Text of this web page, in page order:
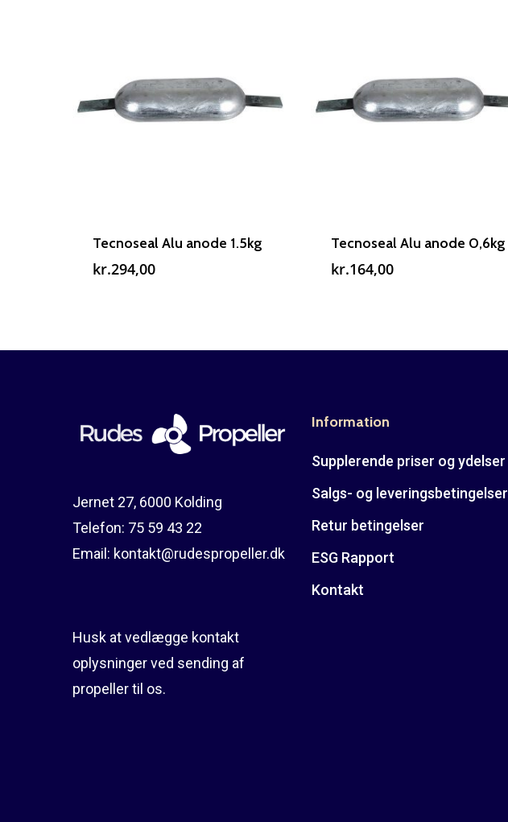
Tecnoseal Alu anode 1.5kg
kr.294,00
Tecnoseal Alu anode 0,6kg
kr.164,00
Jernet 27, 6000 Kolding
Telefon: 75 59 43 22
Email: kontakt@rudespropeller.dk
Husk at vedlægge kontakt
oplysninger ved sending af
propeller til os.
Information
Supplerende priser og ydelser
Salgs- og leveringsbetingelser
Retur betingelser
ESG Rapport
Kontakt